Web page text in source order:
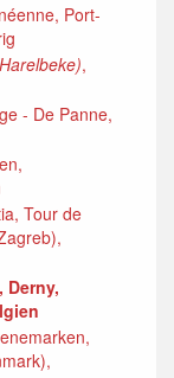
Port-
,
- De Panne,
Tour de
Derny,